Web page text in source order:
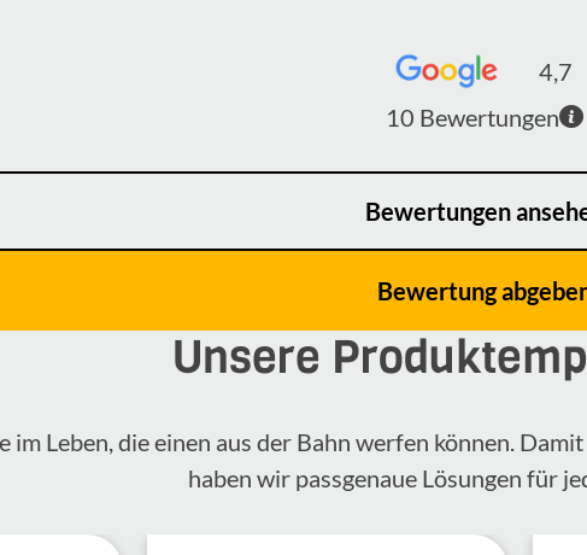
4,7
10 Bewertungen
Bewertungen
Bewertung
Unsere
im Leben, die einen aus der Bahn werfen können.
haben wir passgenaue Lösungen für